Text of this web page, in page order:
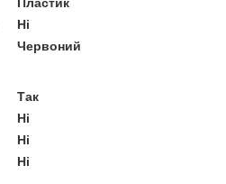
Ні
Червоний
Так
Ні
Ні
Ні